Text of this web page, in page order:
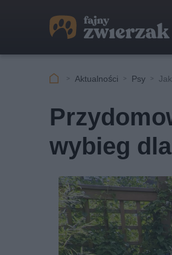
Aktualności Psy
wybieg